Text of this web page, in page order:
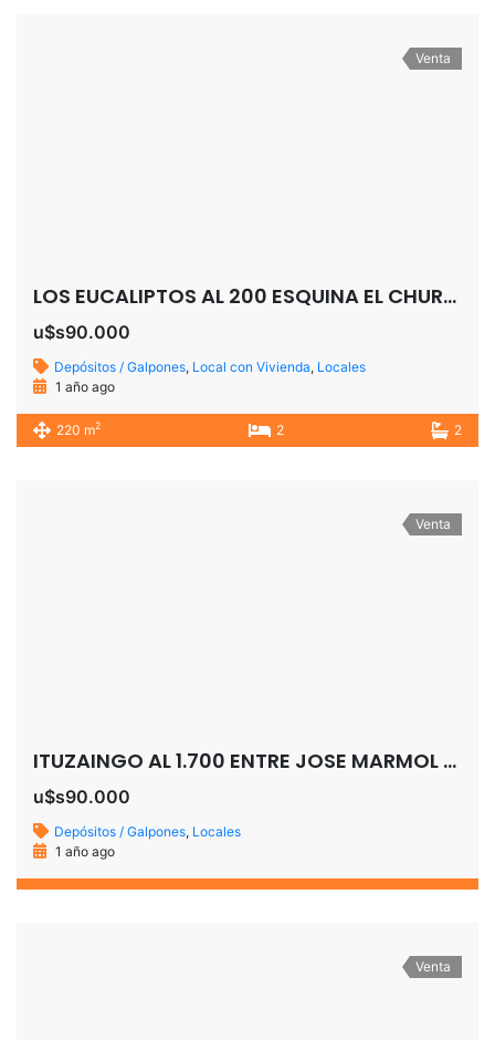
Venta
LOS EUCALIPTOS AL 200 ESQUINA EL CHURRINCHE SAN JOSE TEMPERLEY
u$s90.000
Depósitos / Galpones, Local con Vivienda, Locales
1 año ago
220 m2 2 2
Venta
ITUZAINGO AL 1.700 ENTRE JOSE MARMOL Y RUBEN DARIO TEMERLEY
u$s90.000
Depósitos / Galpones, Locales
1 año ago
Venta